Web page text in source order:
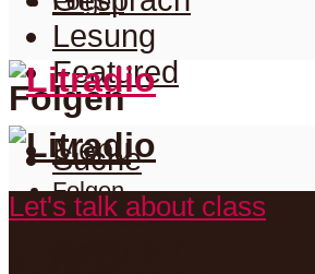
Folgen
Folgen
Facebook
Lesung
Featured
Menu
Suche
Podcasts
Let's talk about class